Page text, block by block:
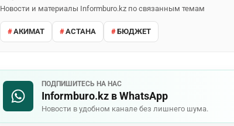
Новости и материалы Informburo.kz по связанным темам
АКИМАТ АСТАНА БЮДЖЕТ
ПОДПИШИТЕСЬ НА НАС
Informburo.kz в WhatsApp
Новости в удобном канале без лишнего шума.